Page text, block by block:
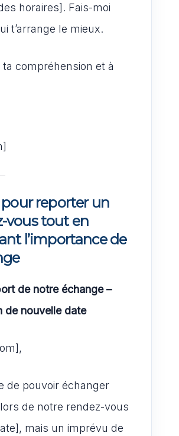
horaires]. Fais-moi
t’arrange le mieux.
compréhension et à
pour reporter un
vous tout en
l’importance de
de notre échange –
de nouvelle date
de pouvoir échanger
de notre rendez-vous
mais un imprévu de